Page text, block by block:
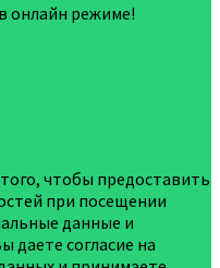
онлайн режиме!
чтобы предоставить
при посещении
данные и
даете согласие на